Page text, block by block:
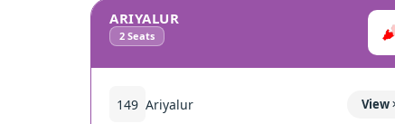
ARIYALUR
2 Seats
149 Ariyalur View